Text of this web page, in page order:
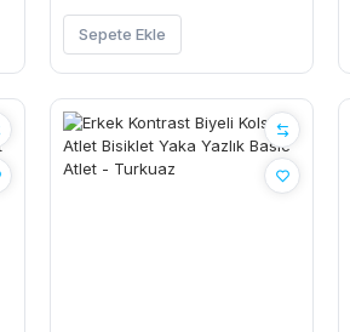
Sepete Ekle